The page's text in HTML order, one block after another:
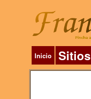
Inicio Sitios